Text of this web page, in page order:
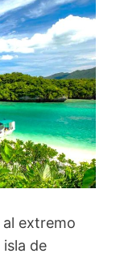
al extremo
de